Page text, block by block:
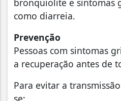
bronquiolite e sintomas
como diarreia.
Prevenção
Pessoas com sintomas
a recuperação antes de
Para evitar a